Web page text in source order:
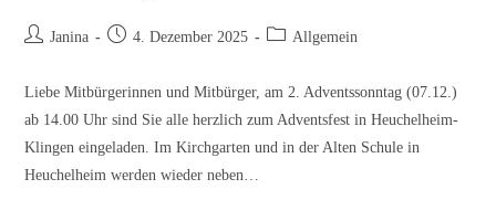
Beitrags-
Janina
Beitrag4. Dezember 2025
Beitrags-
Allgemein
Liebe Mitbürgerinnen und Mitbürger, am 2. Adventssonntag (07.12.)
ab 14.00 Uhr sind Sie alle herzlich zum Adventsfest in Heuchelheim-
Klingen eingeladen. Im Kirchgarten und in der Alten Schule in
Heuchelheim werden wieder neben…